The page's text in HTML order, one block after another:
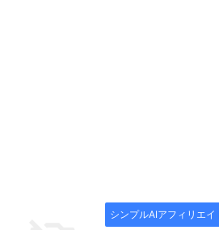
シンプルAIアフィリエイ